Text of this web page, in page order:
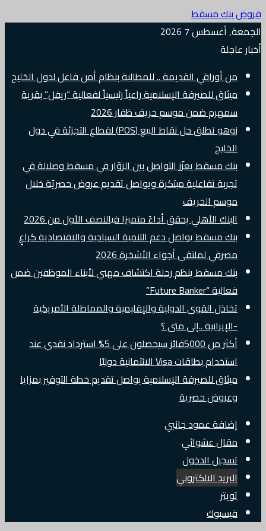
قروض بنك مسقط
الجمعة, أغسطس 7 2026
أخبار عاجلة
من أوراقي القديمة .. للمطالبة بنظام أمن فاعل لدول الخليج
ميثاق للصيرفة الإسلامية راعياً رئيسياً لفعالية “ريفل” بقرية
سمهرم ضمن موسم خريف ظفار 2026
زوهو تطلق حل نقاط البيع (POS) لقطاع التجزئة في دول
الخليج
بنك مسقط يعزّز التواصل بين الزوّار في مسقط وصلالة في
تجربة تفاعلية مبتكرة ويواصل تقديم عروض حصريّة خلال
موسم الخريف
البنك الأهلي يحقق أداءً متميزا فيالنصف الأول من 2026
بنك مسقط يواصل دعم التنمية السياحية والاقتصادية كراعٍ
مصرفي لملتقى أجواء الأشخرة 2026
بنك مسقط ينظم رحلة اكتشاف مهني لأبناء الموظفين ضمن
فعالية “Future Banker”
تخاذل القوى الدولية والإقليمية والمماطلة الأمريكية
-الإيرانية ..إلى متى ؟
أكثر من 5000فائز سيحصلون على 5% استرداد نقدي عند
استخدام بطاقات Visa الائتمانية دوليًا
ميثاق للصيرفة الإسلامية يواصل تقديم خطة التوفير بمزايا
وعروض حصرية
إضافة عمود جانبي
مقال عشوائي
تسجيل الدخول
البريد الالكتروني
تويتر
فيسبوك